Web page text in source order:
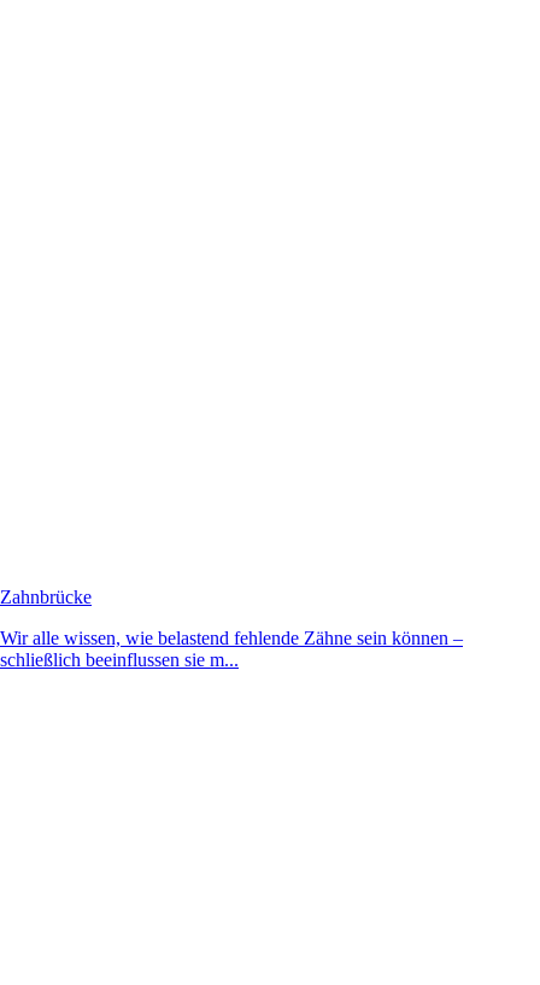
Zahnbrücke
Wir alle wissen, wie belastend fehlende Zähne sein können –
schließlich beeinflussen sie m...